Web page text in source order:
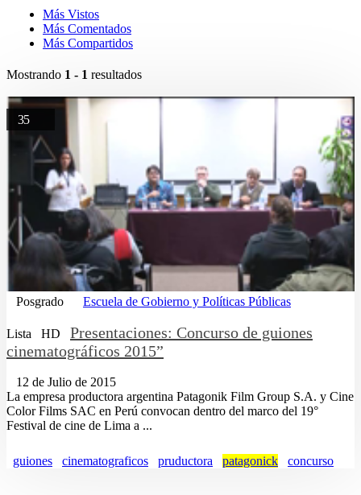
Más Vistos
Más Comentados
Más Compartidos
Mostrando 1 - 1 resultados
35
Posgrado Escuela de Gobierno y Políticas Públicas
Lista HD
Presentaciones: Concurso de guiones
cinematográficos 2015”
12 de Julio de 2015
La empresa productora argentina Patagonik Film Group S.A. y Cine
Color Films SAC en Perú convocan dentro del marco del 19°
Festival de cine de Lima a ...
guiones cinematograficos pruductora patagonick concurso